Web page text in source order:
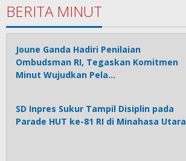
BERITA MINUT
Joune Ganda Hadiri Penilaian
Ombudsman RI, Tegaskan Komitmen
Minut Wujudkan Pela…
SD Inpres Sukur Tampil Disiplin pada
Parade HUT ke-81 RI di Minahasa Utara